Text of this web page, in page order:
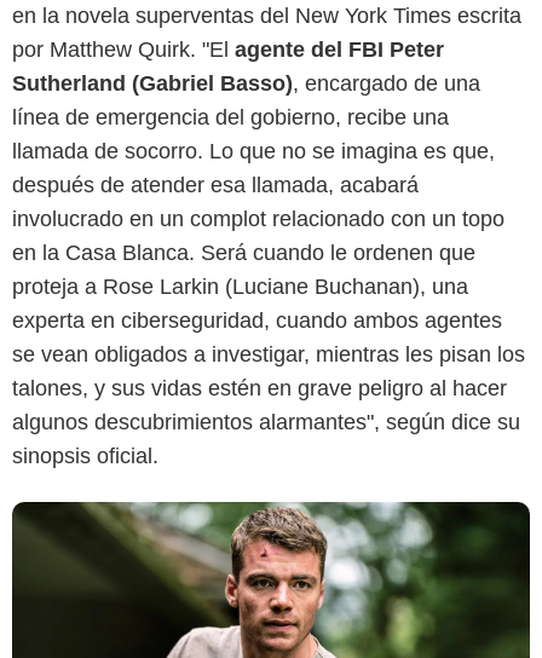
en la novela superventas del New York Times escrita
por Matthew Quirk. "El agente del FBI Peter
Sutherland (Gabriel Basso), encargado de una
línea de emergencia del gobierno, recibe una
llamada de socorro. Lo que no se imagina es que,
después de atender esa llamada, acabará
involucrado en un complot relacionado con un topo
en la Casa Blanca. Será cuando le ordenen que
proteja a Rose Larkin (Luciane Buchanan), una
experta en ciberseguridad, cuando ambos agentes
se vean obligados a investigar, mientras les pisan los
talones, y sus vidas estén en grave peligro al hacer
algunos descubrimientos alarmantes", según dice su
sinopsis oficial.